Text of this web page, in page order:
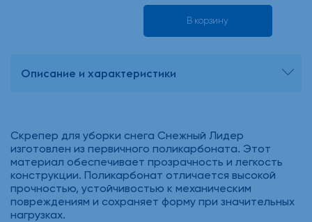
В корзину
Описание и характеристики
Скрепер для уборки снега Снежный Лидер
изготовлен из первичного поликарбоната. Этот
материал обеспечивает прозрачность и легкость
конструкции. Поликарбонат отличается высокой
прочностью, устойчивостью к механическим
повреждениям и сохраняет форму при значительных
нагрузках.